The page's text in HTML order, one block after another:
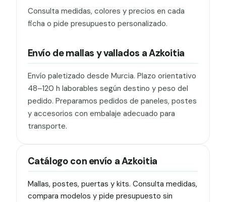
Consulta medidas, colores y precios en cada
ficha o pide presupuesto personalizado.
Envío de mallas y vallados a Azkoitia
Envío paletizado desde Murcia. Plazo orientativo
48–120 h laborables según destino y peso del
pedido. Preparamos pedidos de paneles, postes
y accesorios con embalaje adecuado para
transporte.
Catálogo con envío a Azkoitia
Mallas, postes, puertas y kits. Consulta medidas,
compara modelos y pide presupuesto sin